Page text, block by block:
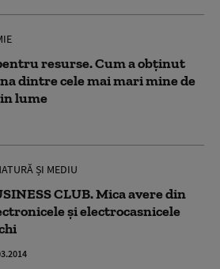
resurse. Cum a obţinut
dintre cele mai mari mine de
lume
ȘI MEDIU
CLUB. Mica avere din
și electrocasnicele